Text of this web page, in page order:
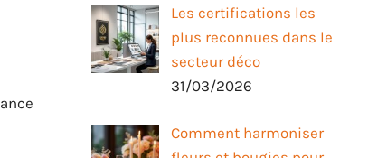
Les certifications les
plus reconnues dans le
secteur déco
31/03/2026
Comment harmoniser